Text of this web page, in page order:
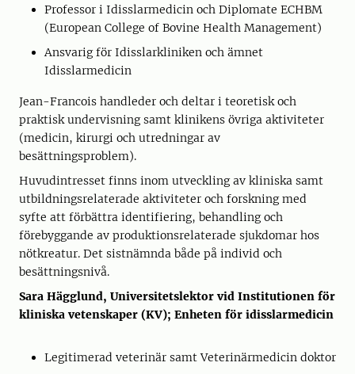
Professor i Idisslarmedicin och Diplomate ECHBM
(European College of Bovine Health Management)
Ansvarig för Idisslarkliniken och ämnet
Idisslarmedicin
Jean-Francois handleder och deltar i teoretisk och
praktisk undervisning samt klinikens övriga aktiviteter
(medicin, kirurgi och utredningar av
besättningsproblem).
Huvudintresset finns inom utveckling av kliniska samt
utbildningsrelaterade aktiviteter och forskning med
syfte att förbättra identifiering, behandling och
förebyggande av produktionsrelaterade sjukdomar hos
nötkreatur. Det sistnämnda både på individ och
besättningsnivå.
Sara Hägglund, Universitetslektor vid Institutionen för
kliniska vetenskaper (KV); Enheten för idisslarmedicin
Legitimerad veterinär samt Veterinärmedicin doktor